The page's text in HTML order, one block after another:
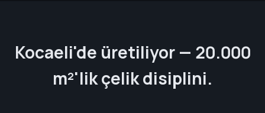
Kocaeli'de üretiliyor — 20.000
m²'lik çelik disiplini.